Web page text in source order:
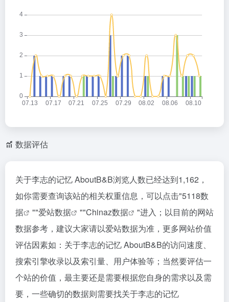
数据评估
关于李志的记忆 AboutB&B浏览人数已经达到1,162，
如你需要查询该站的相关权重信息，可以点击"5118数
据
""爱站数据 ""Chinaz数据
"进入；以目前的网站
数据参考，建议大家请以爱站数据为准，更多网站价值
评估因素如：关于李志的记忆 AboutB&B的访问速度、
搜索引擎收录以及索引量、用户体验等；当然要评估一
个站的价值，最主要还是需要根据您自身的需求以及需
要，一些确切的数据则需要找关于李志的记忆